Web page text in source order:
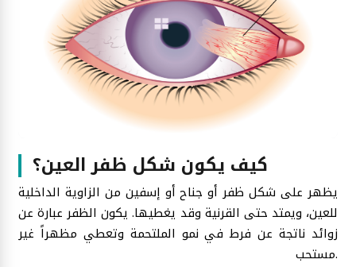
كيف يكون شكل ظفر العين؟
يظهر على شكل ظفر أو جناح أو إسفين من الزاوية الداخلية
للعين، ويمتد حتى القرنية وقد يغطيها. يكون الظفر عبارة عن
زوائد ناتجة عن فرط في نمو الملتحمة وتعطي مظهراً غير
مستحب.